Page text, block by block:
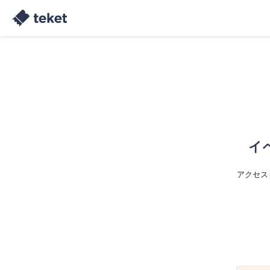
イ
アクセ